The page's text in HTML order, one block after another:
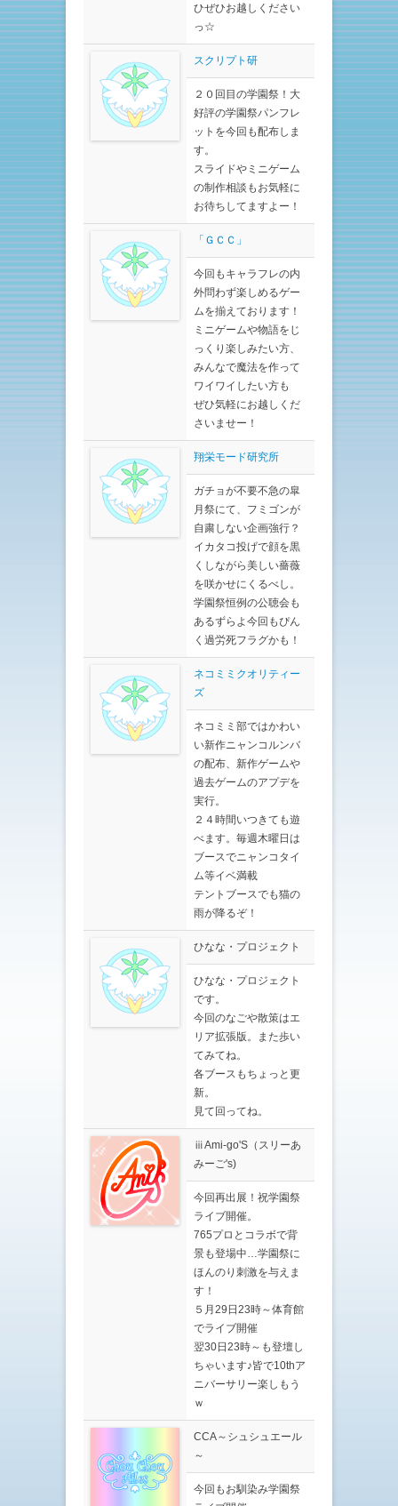
ひぜひお越しください
っ☆
スクリプト研
２０回目の学園祭！大
好評の学園祭パンフレ
ットを今回も配布しま
す。
スライドやミニゲーム
の制作相談もお気軽に
お待ちしてますよー！
「ＧＣＣ」
今回もキャラフレの内
外問わず楽しめるゲー
ムを揃えております！
ミニゲームや物語をじ
っくり楽しみたい方、
みんなで魔法を作って
ワイワイしたい方も
ぜひ気軽にお越しくだ
さいませー！
翔栄モード研究所
ガチョが不要不急の皐
月祭にて、フミゴンが
自粛しない企画強行？
イカタコ投げで顔を黒
くしながら美しい薔薇
を咲かせにくるべし。
学園祭恒例の公聴会も
あるずらよ今回もぴん
く過労死フラグかも！
ネコミミクオリティー
ズ
ネコミミ部ではかわい
い新作ニャンコルンバ
の配布、新作ゲームや
過去ゲームのアプデを
実行。
２４時間いつきても遊
べます。毎週木曜日は
ブースでニャンコタイ
ム等イベ満載
テントブースでも猫の
雨が降るぞ！
ひなな・プロジェクト
ひなな・プロジェクト
です。
今回のなごや散策はエ
リア拡張版。また歩い
てみてね。
各ブースもちょっと更
新。
見て回ってね。
ⅲAmi-go'S（スリーあ
みーご's)
今回再出展！祝学園祭
ライブ開催。
765プロとコラボで背
景も登場中…学園祭に
ほんのり刺激を与えま
す！
５月29日23時～体育館
でライブ開催
翌30日23時～も登壇し
ちゃいます♪皆で10thア
ニバーサリー楽しもう
ｗ
CCA～シュシュエール
～
今回もお馴染み学園祭